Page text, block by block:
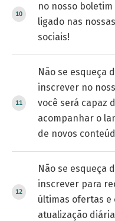
no nosso boletim
ligado nas
sociais!
Não se esqueça
inscrever no
você será capaz
acompanhar o
de novos
Não se esqueça
inscrever para
últimas ofertas e
atualização